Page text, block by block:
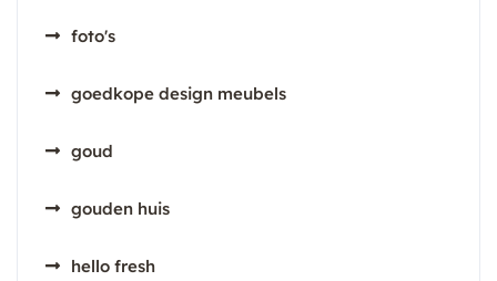
foto's
goedkope design meubels
goud
gouden huis
hello fresh